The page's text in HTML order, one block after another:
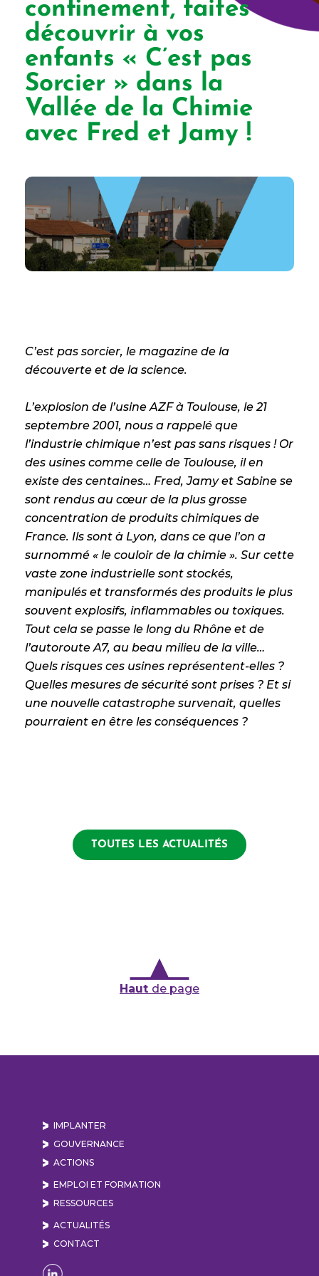
confinement, faites
découvrir à vos
enfants « C’est pas
Sorcier » dans la
Vallée de la Chimie
avec Fred et Jamy !
C’est pas sorcier, le magazine de la
découverte et de la science.
L’explosion de l’usine AZF à Toulouse, le 21
septembre 2001, nous a rappelé que
l’industrie chimique n’est pas sans risques ! Or
des usines comme celle de Toulouse, il en
existe des centaines… Fred, Jamy et Sabine se
sont rendus au cœur de la plus grosse
concentration de produits chimiques de
France. Ils sont à Lyon, dans ce que l’on a
surnommé « le couloir de la chimie ». Sur cette
vaste zone industrielle sont stockés,
manipulés et transformés des produits le plus
souvent explosifs, inflammables ou toxiques.
Tout cela se passe le long du Rhône et de
l’autoroute A7, au beau milieu de la ville…
Quels risques ces usines représentent-elles ?
Quelles mesures de sécurité sont prises ? Et si
une nouvelle catastrophe survenait, quelles
pourraient en être les conséquences ?
TOUTES LES ACTUALITÉS
Haut de page
IMPLANTER
GOUVERNANCE
ACTIONS
EMPLOI ET FORMATION
RESSOURCES
ACTUALITÉS
CONTACT
Naviguer sur la page Linkedin de Lyon Vallée